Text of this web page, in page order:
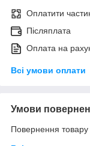
Оплатити
Післяплата
Оплата на
Всі умови оплати
Умови
Повернення